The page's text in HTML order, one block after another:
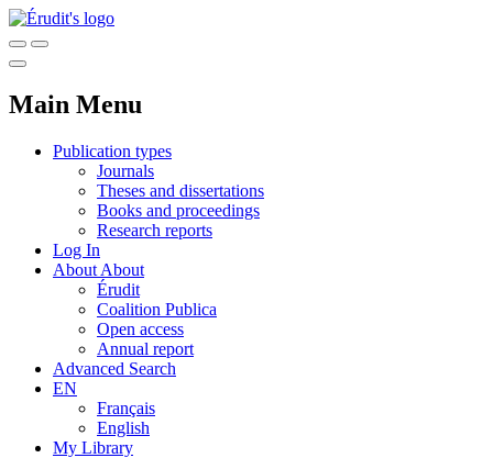
Main Menu
Publication types
Journals
Theses and dissertations
Books and proceedings
Research reports
Log In
About About
Érudit
Coalition Publica
Open access
Annual report
Advanced Search
EN
Français
English
My Library